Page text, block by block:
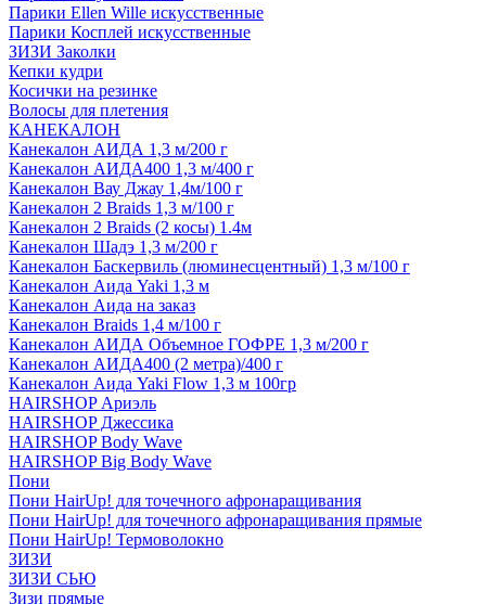
Парики Ellen Wille искусственные
Парики Косплей искусственные
ЗИЗИ Заколки
Кепки кудри
Косички на резинке
Волосы для плетения
КАНЕКАЛОН
Канекалон АИДА 1,3 м/200 г
Канекалон АИДА400 1,3 м/400 г
Канекалон Вау Джау 1,4м/100 г
Канекалон 2 Braids 1,3 м/100 г
Канекалон 2 Braids (2 косы) 1.4м
Канекалон Шадэ 1,3 м/200 г
Канекалон Баскервиль (люминесцентный) 1,3 м/100 г
Канекалон Аида Yaki 1,3 м
Канекалон Аида на заказ
Канекалон Braids 1,4 м/100 г
Канекалон АИДА Объемное ГОФРЕ 1,3 м/200 г
Канекалон АИДА400 (2 метра)/400 г
Канекалон Аида Yaki Flow 1,3 м 100гр
HAIRSHOP Ариэль
HAIRSHOP Джессика
HAIRSHOP Body Wave
HAIRSHOP Big Body Wave
Пони
Пони HairUp! для точечного афронаращивания
Пони HairUp! для точечного афронаращивания прямые
Пони HairUp! Термоволокно
ЗИЗИ
ЗИЗИ СЬЮ
Зизи прямые